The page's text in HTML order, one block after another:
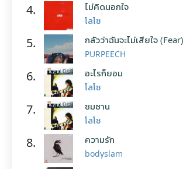
4. ไม่คิดนอกใจ
โลโซ
5. กลัวว่าฉันจะไม่เสียใจ (Fear)
PURPEECH
6. อะไรก็ยอม
โลโซ
7. ซมซาน
โลโซ
8. ความรัก
bodyslam